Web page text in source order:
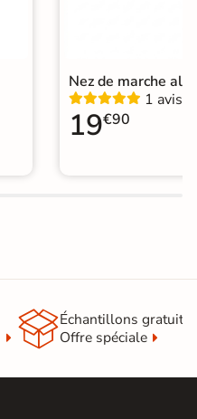
Nez de marche
1 avis
19€90
Échantillons gratuit
Offre spéciale